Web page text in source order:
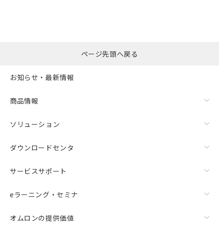
括ダウンロード
ページ先頭へ戻る
お知らせ・最新情報
商品情報
ソリューション
ダウンロードセンタ
サービスサポート
eラーニング・セミナ
オムロンの提供価値